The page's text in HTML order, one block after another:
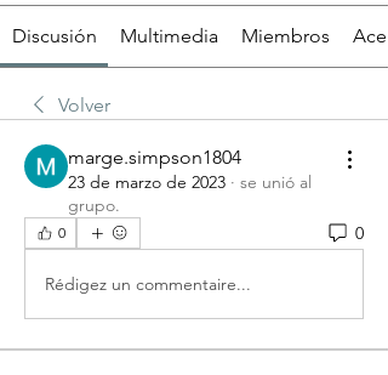
Discusión Multimedia Miembros
Volver
marge.simpson1804
23 de marzo de 2023 · se unió al
grupo.
0 0
Rédigez un commentaire...